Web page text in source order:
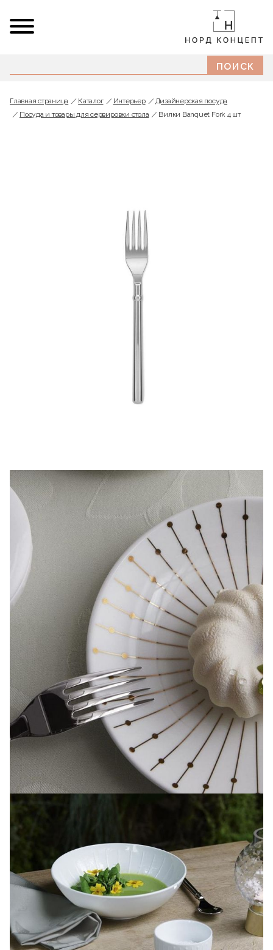
Главная страница Каталог Интерьер
Дизайнерская посуда
Посуда и товары для сервировки стола
Вилки Banquet Fork 4 шт